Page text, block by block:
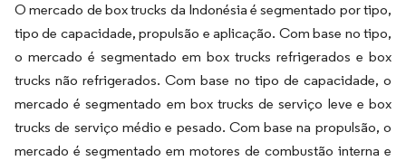
O mercado de box trucks da Indonésia é segmentado por tipo,
tipo de capacidade, propulsão e aplicação. Com base no tipo,
o mercado é segmentado em box trucks refrigerados e box
trucks não refrigerados. Com base no tipo de capacidade, o
mercado é segmentado em box trucks de serviço leve e box
trucks de serviço médio e pesado. Com base na propulsão, o
mercado é segmentado em motores de combustão interna e